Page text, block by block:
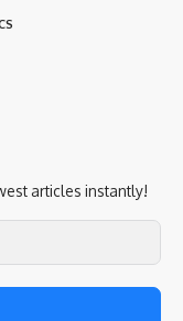
articles instantly!